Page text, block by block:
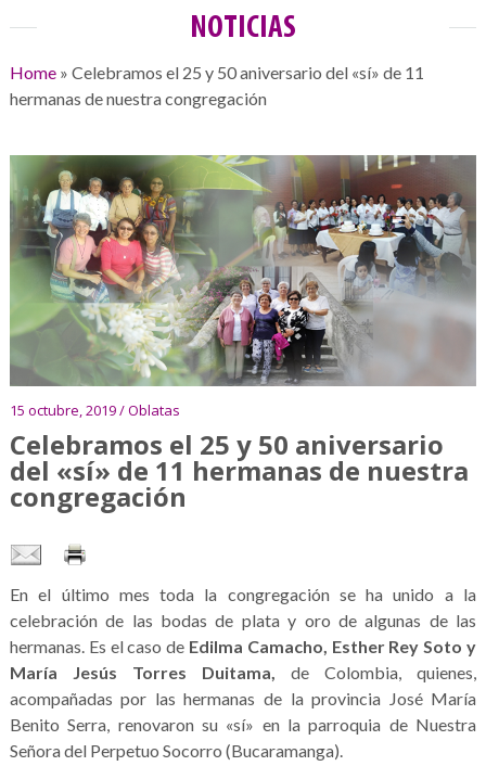
NOTICIAS
Home» Celebramos el 25 y 50 aniversario del «sí» de 11
hermanas de nuestra congregación
15 octubre, 2019 / Oblatas
Celebramos el 25 y 50 aniversario
del «sí» de 11 hermanas de nuestra
congregación
En el último mes toda la congregación se ha unido a la
celebración de las bodas de plata y oro de algunas de las
hermanas. Es el caso de Edilma Camacho, Esther Rey Soto y
María Jesús Torres Duitama,de Colombia, quienes,
acompañadas por las hermanas de la provincia José María
Benito Serra, renovaron su «sí» en la parroquia de Nuestra
Señora del Perpetuo Socorro (Bucaramanga).